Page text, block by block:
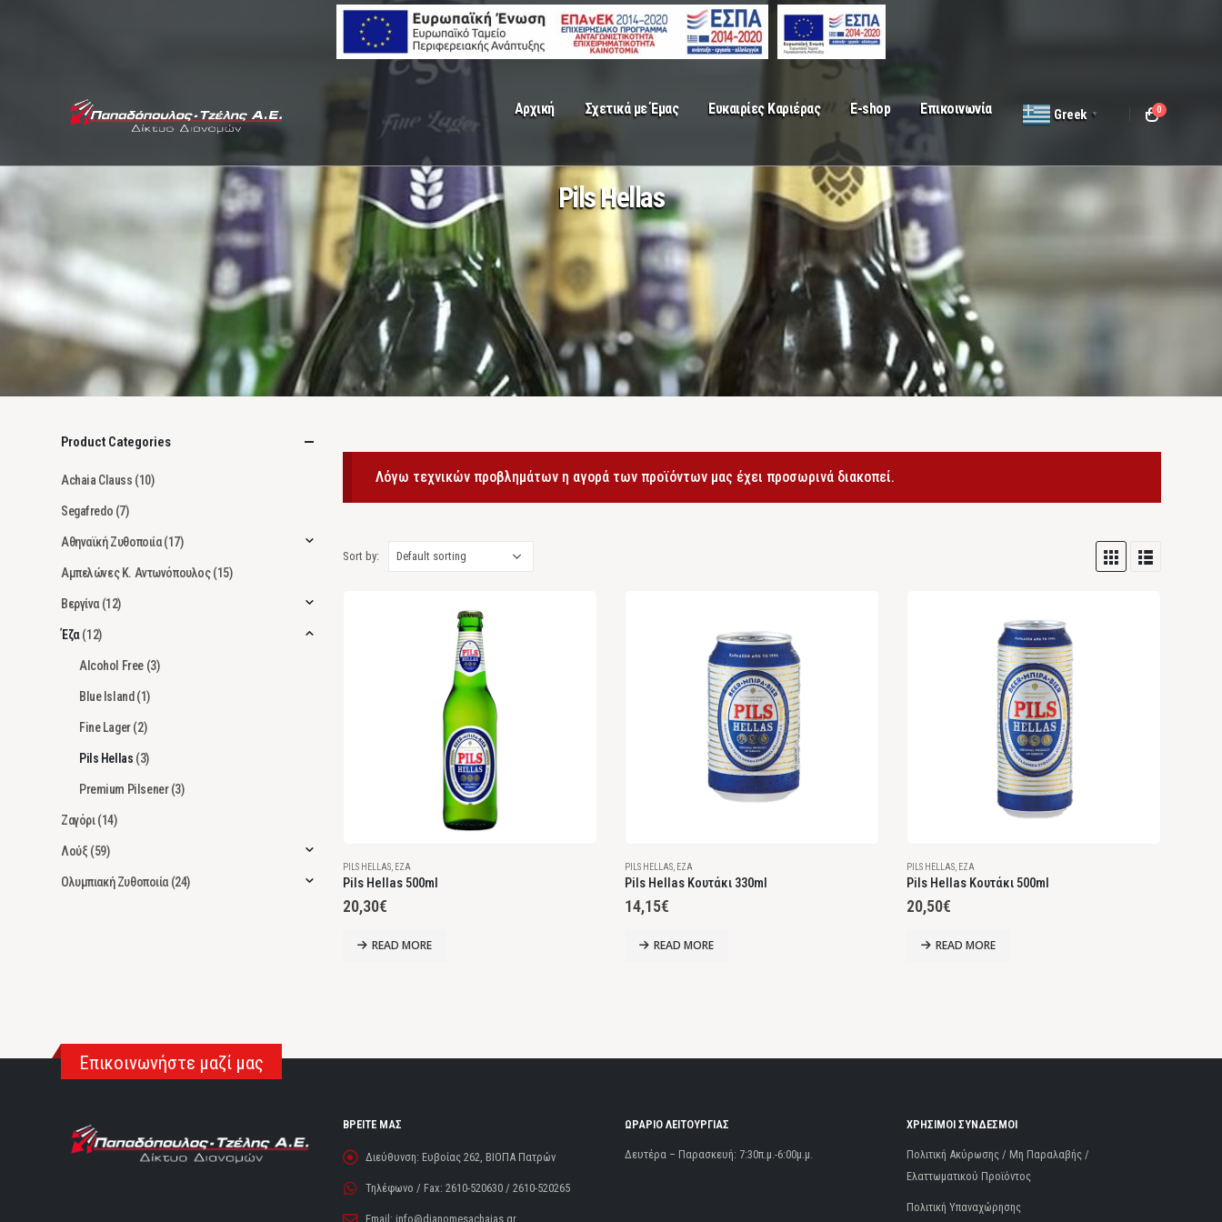
Αρχική Σχετικά με Έμας Ευκαιρίες Καριέρας E-shop Επικοινωνία Greek ▼ 0
Pils Hellas
Λόγω τεχνικών προβλημάτων η αγορά των προϊόντων μας έχει προσωρινά διακοπεί.
Sort by:
PILS HELLAS ΈΖΑ
Pils Hellas 500ml
20,30€
READ MORE
PILS HELLAS, ΈΖΑ
Pils Hellas Κουτάκι 330ml
14,15€
READ MORE
PILS HELLAS, ΈΖΑ
Pils Hellas Κουτάκι 500ml
20,50€
READ MORE
Product Categories
Achaia Clauss (10)
Segafredo (7)
Αθηναϊκή Ζυθοποιία (17)
Αμπελώνες Κ. Αντωνόπουλος (15)
Βεργίνα (12)
Έζα (12)
Alcohol Free (3)
Blue Island (1)
Fine Lager(2)
Pils Hellas (3)
Premium Pilsener (3)
Ζαγόρι (14)
Λούξ (59)
Ολυμπιακή Ζυθοποιία (24)
Επικοινωνήστε μαζί μας
ΒΡΕΙΤΕ ΜΑΣ
Διεύθυνση: Ευβοίας 262, ΒΙΟΠΑ Πατρών
Τηλέφωνο / Fax: 2610-520630 / 2610-520265
Email: info@dianomesachaias.gr
ΩΡΑΡΙΟ ΛΕΙΤΟΥΡΓΙΑΣ
Δευτέρα – Παρασκευή: 7:30π.μ.-6:00μ.μ.
ΧΡΗΣΙΜΟΙ ΣΥΝΔΕΣΜΟΙ
Πολιτική Ακύρωσης / Μη Παραλαβής /
Ελαττωματικού Προϊόντος
Πολιτική Υπαναχώρησης